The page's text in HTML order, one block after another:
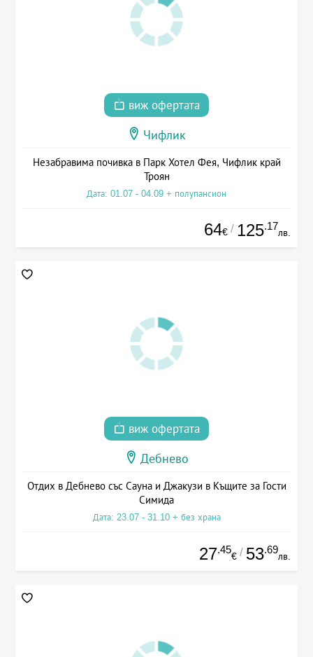
виж офертата
Чифлик
Незабравима почивка в Парк Хотел Фея, Чифлик край
Троян
Дата: 01.07 - 04.09 + полупансион
64€ / 125.17
лв.
виж офертата
Дебнево
Отдих в Дебнево със Сауна и Джакузи в Къщите за Гости
Симида
Дата: 23.07 - 31.10 + без храна
27.45
€ / 53.69
лв.